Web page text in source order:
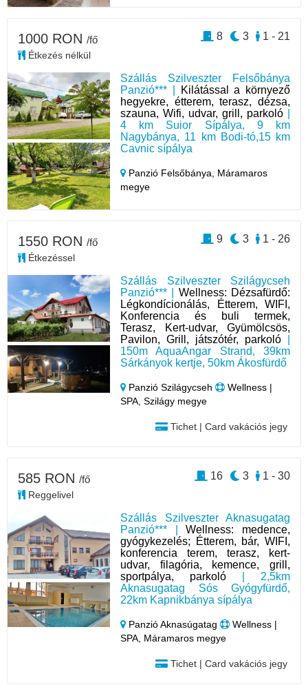
Szállás Szilveszter Felsőbánya
Panzió*** |
Kilátással a környező
hegyekre, étterem, terasz, dézsa,
szauna, Wifi, udvar, grill, parkoló
4 km Suior Sípálya, 9 km
Nagybánya, 11 km Bodi-tó,15 km
Cavnic sípálya
Panzió Felsőbánya, Máramaros
megye
1000 RON /fő
Étkezés nélkül
1 - 21
3
8
Szállás Szilveszter Szilágycseh
Panzió*** | Wellness: Dézsafürdő:
Légkondícionálás, Étterem, WIFI,
Konferencia és buli termek,
Terasz, Kert-udvar, Gyümölcsös,
Pavilon, Grill, játszótér, parkoló
150m AquaAngar Strand, 39km
Sárkányok kertje, 50km Ákosfürdő
Panzió Szilágycseh
Wellness |
SPA, Szilágy megye
Tichet | Card vakációs jegy
1550 RON /fő
Étkezéssel
1 - 26
3
9
Szállás Szilveszter Aknasugatag
Panzió*** |Wellness: medence,
gyógykezelés; Étterem, bár, WIFI,
konferencia terem, terasz, kert-
udvar, filagória, kemence, grill,
sportpálya, parkoló | 2,5km
Aknasugatag Sós Gyógyfürdő,
22km Kapnikbánya sípálya
Panzió Aknasúgatag
Wellness |
SPA, Máramaros megye
Tichet | Card vakációs jegy
585 RON /fő
Reggelivel
1 - 30
3
16